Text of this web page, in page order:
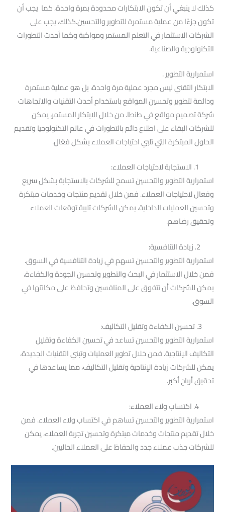
كذلك لا ينبغي أن تكون الابتكارات محدودة بمرة واحدة، كما يجب أن
تكون جزءًا من عملية مستمرة للتطوير والتحسين.كذلك، يجب على
الشركات الاستثمار في التعلم المستمر ومواكبة وكما أحدث التطورات
التكنولوجية والصناعية.
استمرارية التطوير .
الابتكار التقني ليس مجرد عملية مرة واحدة، بل هو عملية مستمرة
ودائمة لتطوير وتحسين المواقع باستخدام أحدث التقنيات والاتجاهات
شركة تصميم مواقع في طنطا. من خلال الابتكار المستمر، يمكن
للشركات البقاء على اطلاع دائم بالتطورات في عالم التكنولوجيا وتقديم
الحلول المبتكرة التي تلبي احتياجات العملاء بشكل فعّال.
استمرارية التطوير والتحسين تسمح للشركات بالاستجابة بشكل سريع
وفعال لاحتياجات العملاء. فمن خلال تقديم منتجات وخدمات مبتكرة
وتحسين العمليات الداخلية، يمكن للشركات تلبية توقعات العملاء
وتحقيق رضاهم.
استمرارية التطوير والتحسين تسهم في زيادة التنافسية في السوق.
فمن خلال الاستثمار في البحث والتطوير وتحسين الجودة والكفاءة،
يمكن للشركات أن تتفوق على المنافسين وتحافظ على مكانتها في
السوق.
استمرارية التطوير والتحسين تساعد في تحسين الكفاءة وتقليل
التكاليف الإنتاجية. فمن خلال تطوير العمليات وتبني التقنيات الجديدة،
يمكن للشركات زيادة الإنتاجية وتقليل التكاليف، مما يساعدها في
تحقيق أرباح أكبر.
4. اكتساب ولاء العملاء:
استمرارية التطوير والتحسين تساهم في اكتساب ولاء العملاء. فمن
خلال تقديم منتجات وخدمات مبتكرة وتحسين تجربة العملاء، يمكن
للشركات جذب عملاء جدد والحفاظ على العملاء الحاليين.